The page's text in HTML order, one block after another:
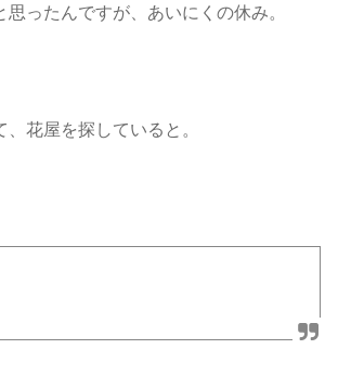
思ったんですが、あいにくの休み。
花屋を探していると。